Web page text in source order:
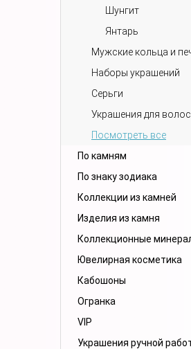
Шунгит
Янтарь
Мужские кольца и
Наборы украшений
Серьги
Украшения для волос
Посмотреть все
По камням
По знаку зодиака
Коллекции из камней
Изделия из камня
Коллекционные
Ювелирная косметика
Кабошоны
Огранка
VIP
Украшения ручной